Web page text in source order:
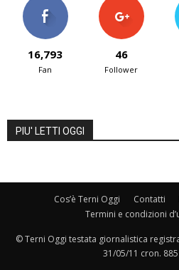
16,793
Fan
46
Follower
PIU' LETTI OGGI
Cos’è Terni Oggi Contatti
Termini e condizioni
© Terni Oggi testata giornalistica
31/05/11 cron. 885